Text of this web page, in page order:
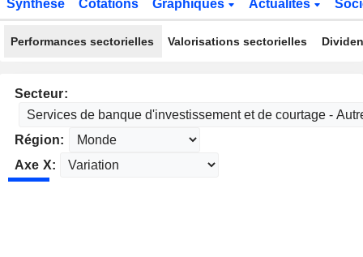
Synthèse Cotations Graphiques Actualités
Performances sectorielles Valorisations sectorielles
Secteur:
Région:
Axe X: